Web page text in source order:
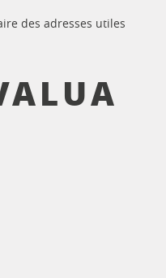
des adresses utiles